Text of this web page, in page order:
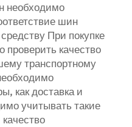
необходимо
шин
При покупке
качество
транспортному
как доставка и
учитывать такие